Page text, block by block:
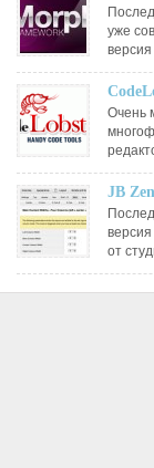
уже
Очень
JB
от